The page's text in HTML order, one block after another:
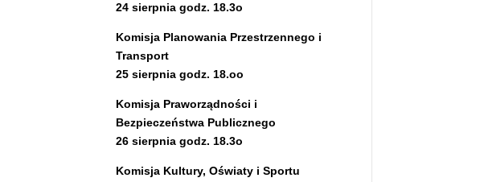
24 sierpnia godz. 18.3o
Komisja Planowania Przestrzennego i
Transport
25 sierpnia godz. 18.oo
Komisja Praworządności i
Bezpieczeństwa Publicznego
26 sierpnia godz. 18.3o
Komisja Kultury, Oświaty i Sportu